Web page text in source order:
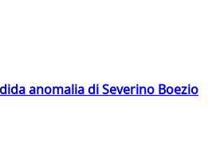
anomalia di Severino Boezio